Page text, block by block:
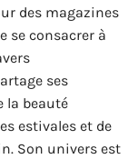
des magazines
se consacrer à
ses
la beauté
estivales et de
Son univers est